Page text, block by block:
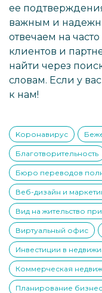
ее
важным и
отвечаем на
клиентов и
найти через
словам. Если у
к нам!
Kоронавирус
Благотворительность
Бюро переводов
Веб-дизайн и
Вид на жительство
Виртуальный офис
Инвестиции в
Коммерческая
Планирование